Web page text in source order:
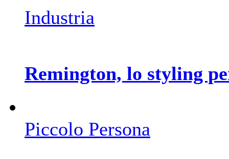
Industria
Remington, lo styling
Piccolo Persona